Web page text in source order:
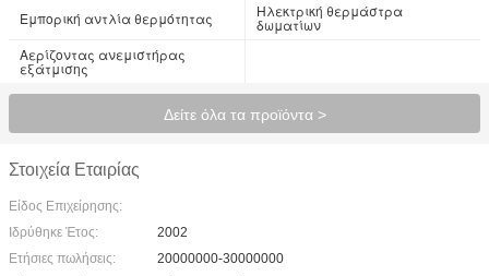
Εμπορική αντλία θερμότητας Ηλεκτρική θερμάστρα
δωματίων
Αερίζοντας ανεμιστήρας
εξάτμισης
Δείτε όλα τα προϊόντα >
Στοιχεία Εταιρίας
Είδος Επιχείρησης:
Ιδρύθηκε Έτος:
2002
Ετήσιες πωλήσεις:
20000000-30000000